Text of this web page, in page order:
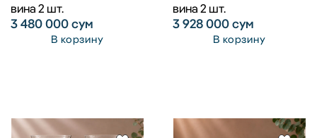
вина 2 шт.
3 480 000сум
В корзину
вина 2 шт.
3 928 000сум
В корзину